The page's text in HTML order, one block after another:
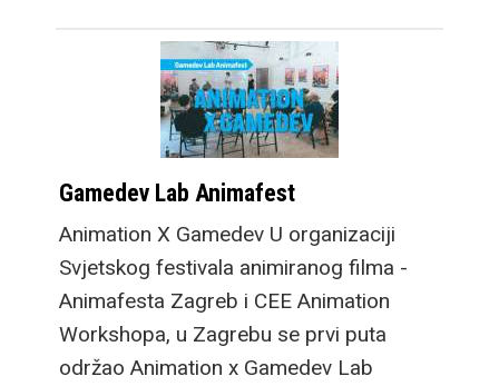
Gamedev Lab Animafest
Animation X Gamedev U organizaciji
Svjetskog festivala animiranog filma -
Animafesta Zagreb i CEE Animation
Workshopa, u Zagrebu se prvi puta
održao Animation x Gamedev Lab